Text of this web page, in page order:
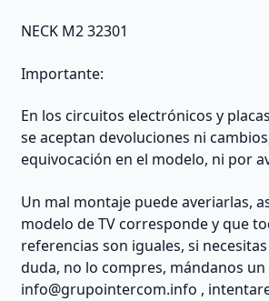
NECK M2 32301
Importante:
En los circuitos electrónicos y
se aceptan devoluciones ni
equivocación en el modelo, ni por
Un mal montaje puede averiarlas,
modelo de TV corresponde y que
referencias son iguales, si
duda, no lo compres, mándanos un
info@grupointercom.info ,